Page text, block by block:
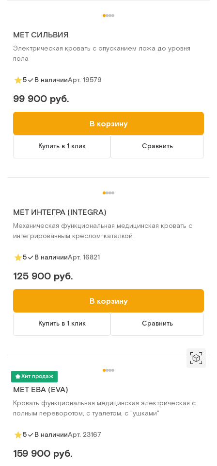
MET СИЛЬВИЯ
Электрическая кровать с опусканием ложа до уровня
пола
5 В наличииАрт. 19579
99 900 руб.
В корзину
Купить в 1 клик Сравнить
MET ИНТЕГРА (INTEGRA)
Механическая функциональная медицинская кровать с
интегрированным креслом-каталкой
5 В наличииАрт. 16821
125 900 руб.
В корзину
Купить в 1 клик Сравнить
Хит продаж
MET ЕВА (EVA)
Кровать функциональная медицинская электрическая с
полным переворотом, с туалетом, с "ушками"
5 В наличииАрт. 23167
159 900 руб.